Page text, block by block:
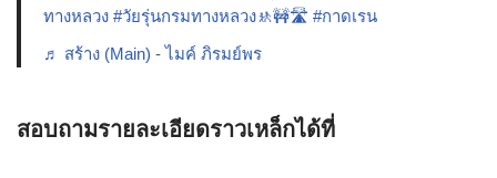
ทางหลวง #วัยรุ่นกรมทางหลวง🚸🚧🛣️ #กาดเรน
♬ สร้าง (Main) - ไมค์ ภิรมย์พร
สอบถามรายละเอียดราวเหล็กได้ที่